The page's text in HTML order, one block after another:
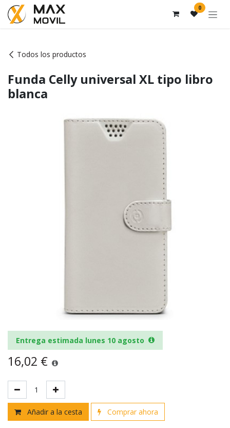
Ir al contenido 0
Todos los productos
Funda Celly universal XL tipo libro
blanca
Entrega estimada lunes 10 agosto
16,02 €
Añadir a la cesta Comprar ahora